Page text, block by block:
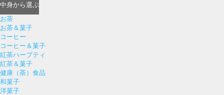
中身から選ぶ
お茶
お茶＆菓子
コーヒー
コーヒー＆菓子
紅茶ハーブティ
紅茶＆菓子
健康（茶）食品
和菓子
洋菓子